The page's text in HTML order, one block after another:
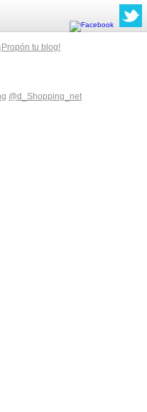
tu blog!
@d_Shopping_net